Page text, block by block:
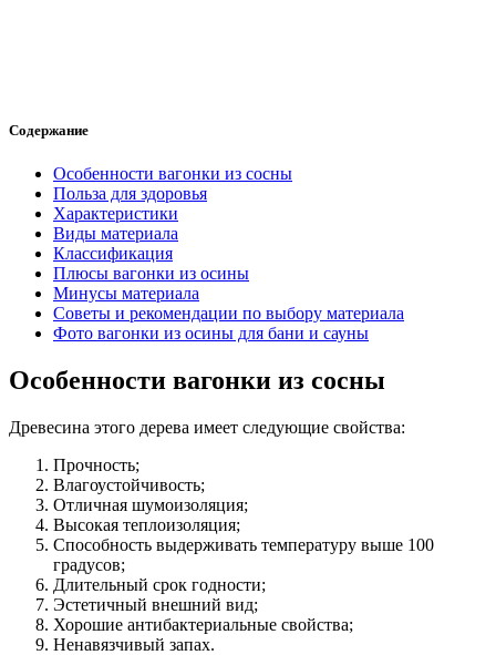
Содержание
Особенности вагонки из сосны
Польза для здоровья
Характеристики
Виды материала
Классификация
Плюсы вагонки из осины
Минусы материала
Советы и рекомендации по выбору материала
Фото вагонки из осины для бани и сауны
Особенности вагонки из сосны
Древесина этого дерева имеет следующие свойства:
Прочность;
Влагоустойчивость;
Отличная шумоизоляция;
Высокая теплоизоляция;
Способность выдерживать температуру выше 100
градусов;
Длительный срок годности;
Эстетичный внешний вид;
Хорошие антибактериальные свойства;
Ненавязчивый запах.